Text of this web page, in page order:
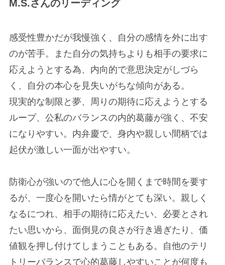
M.S.さんのリーディング
感受性豊かだが我慢強く、自分の感情を外に出す
のが苦手。また自分の気持ちよりも相手の要求に
応えようとする為、内向的で意思決定がしづら
く、自分の本心を見失いがちな傾向がある。
現実的な制限と夢、周りの期待に応えようとする
ループ、公私のバランスの内的葛藤が強く、不安
になりやすい。内弁慶で、身内や親しい間柄では
起伏が激しい一面が出やすい。
防衛心が強いので他人に心を開くまで時間を要す
るが、一度心を開いたら情がとても深い。親しく
なるにつれ、相手の期待に応えたい、必要とされ
たい思いから、面倒見の良さが行き過ぎたり、価
値観を押し付けてしまうこともある。自他のテリ
トリーバランスで心的葛藤しやすいことが何度も